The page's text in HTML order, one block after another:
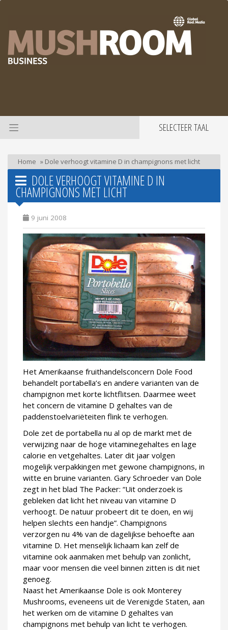
SELECTEER TAAL
Home » Dole verhoogt vitamine D in champignons met licht
DOLE VERHOOGT VITAMINE D IN
CHAMPIGNONS MET LICHT
9 juni 2008
Het Amerikaanse fruithandelsconcern Dole Food
behandelt portabella’s en andere varianten van de
champignon met korte lichtflitsen. Daarmee weet
het concern de vitamine D gehaltes van de
paddenstoelvariëteiten flink te verhogen.
Dole zet de portabella nu al op de markt met de
verwijzing naar de hoge vitaminegehaltes en lage
calorie en vetgehaltes. Later dit jaar volgen
mogelijk verpakkingen met gewone champignons, in
witte en bruine varianten. Gary Schroeder van Dole
zegt in het blad The Packer: “Uit onderzoek is
gebleken dat licht het niveau van vitamine D
verhoogt. De natuur probeert dit te doen, en wij
helpen slechts een handje”. Champignons
verzorgen nu 4% van de dagelijkse behoefte aan
vitamine D. Het menselijk lichaam kan zelf de
vitamine ook aanmaken met behulp van zonlicht,
maar voor mensen die veel binnen zitten is dit niet
genoeg.
Naast het Amerikaanse Dole is ook Monterey
Mushrooms, eveneens uit de Verenigde Staten, aan
het werken om de vitamine D gehaltes van
champignons met behulp van licht te verhogen.